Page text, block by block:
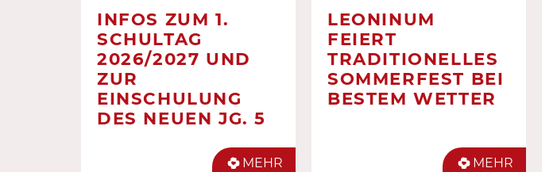
INFOS ZUM 1.
SCHULTAG
2026/2027 UND
ZUR
EINSCHULUNG
DES NEUEN JG. 5
MEHR
LEONINUM
FEIERT
TRADITIONELLES
SOMMERFEST BEI
BESTEM WETTER
MEHR